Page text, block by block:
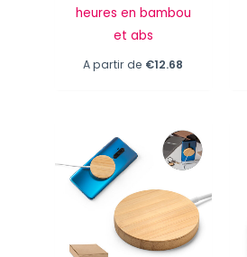
heures en bambou
et abs
A partir de €12.68